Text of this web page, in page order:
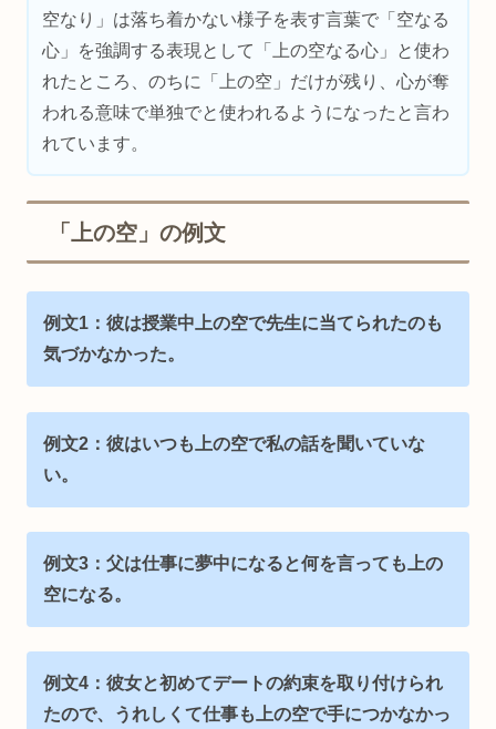
空なり」は落ち着かない様子を表す言葉で「空なる
心」を強調する表現として「上の空なる心」と使わ
れたところ、のちに「上の空」だけが残り、心が奪
われる意味で単独でと使われるようになったと言わ
れています。
「上の空」の例文
例文1：彼は授業中上の空で先生に当てられたのも
気づかなかった。
例文2：彼はいつも上の空で私の話を聞いていな
い。
例文3：父は仕事に夢中になると何を言っても上の
空になる。
例文4：彼女と初めてデートの約束を取り付けられ
たので、うれしくて仕事も上の空で手につかなかっ